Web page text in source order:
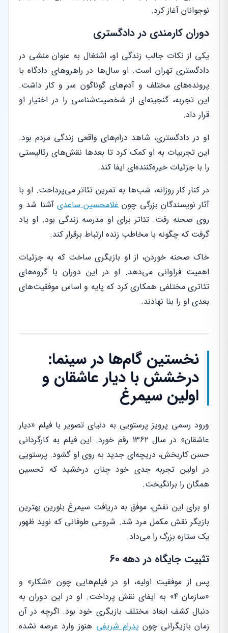
نوجوانان آغاز کرد.
دوران کارمندی در دادگستری
یکی از نکات جالب زندگی او، اشتغال به عنوان منشی در
دادگستری تهران است. او سال‌ها در راهروهای دادگاه با
پرونده‌های مختلف و آدم‌های گوناگون سر و کار داشت.
این تجربه، گنجینه‌ای از شخصیت‌شناسی را در اختیار او
قرار داد.
او در دادگستری، شاهد درام‌های واقعی زندگی مردم بود.
این تجربیات به او کمک کرد تا بعدها نقش‌های رئالیستی
را با جزئیات خیره‌کننده‌ای ایفا کند.
در کنار کار روزانه، شب‌ها به تمرین تئاتر می‌پرداخت. او با
آثار نویسندگان بزرگی چون غلامحسین ساعدی آشنا شد و
روی صحنه رفت. تئاتر برای او مدرسه زندگی بود. او یاد
گرفت که چگونه با مخاطب زنده ارتباط برقرار کند.
خاک صحنه خوردن، از او بازیگری ساخت که به جزئیات
اهمیت فراوانی می‌دهد. او در این دوران با گروه‌های
تئاتری مختلفی همکاری کرد که پایه و اساس موفقیت‌های
بعدی او را بنا نهادند.
نخستین گام‌ها در سینما:
درخشش با دیار عاشقان و
اولین سیمرغ
ورود رسمی پرویز پرستویی به دنیای تصویر با فیلم «دیار
عاشقان» در سال ۱۳۶۲ رقم خورد. این فیلم به کارگردانی
حسن کاربخش، دریچه‌ای جدید به روی او گشود. پرستویی
در اولین تجربه جدی خود چنان درخشید که تحسین
همگان را برانگیخت.
او برای این نقش، موفق به دریافت سیمرغ بلورین بهترین
بازیگر نقش مکمل مرد شد. شروعی طوفانی که نوید ظهور
یک ستاره بزرگ را می‌داد.
تثبیت جایگاه در دهه ۶۰
پس از موفقیت اولیه، او در فیلم‌هایی چون «شکار» و
«سازمان ۴» به ایفای نقش پرداخت. او در این دوران به
دنبال کشف ابعاد مختلف بازیگری خود بود. اگرچه در آن
زمان بازیگرانی چون پدرام شریفی هنوز وارد عرصه نشده